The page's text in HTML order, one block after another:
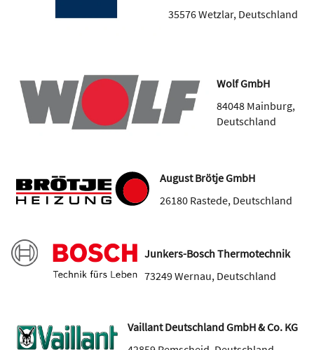
35576Wetzlar, Deutschland
Wolf GmbH
84048 Mainburg,
Deutschland
August Brötje GmbH
26180 Rastede, Deutschland
Junkers-Bosch Thermotechnik
73249Wernau, Deutschland
Vaillant Deutschland GmbH & Co. KG